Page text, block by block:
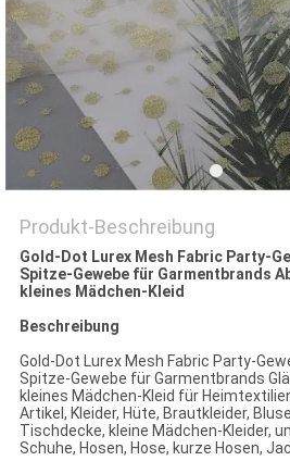
Produkt-Beschreibung
Gold-Dot Lurex Mesh Fabric Party-
Spitze-Gewebe für Garmentbrands
kleines Mädchen-Kleid
Beschreibung
Gold-Dot Lurex Mesh Fabric Party-
Spitze-Gewebe für Garmentbrands
kleines Mädchen-Kleid für
Artikel, Kleider, Hüte, Brautkleider,
Tischdecke, kleine Mädchen-Kleider,
Schuhe, Hosen, Hose, kurze Hosen,